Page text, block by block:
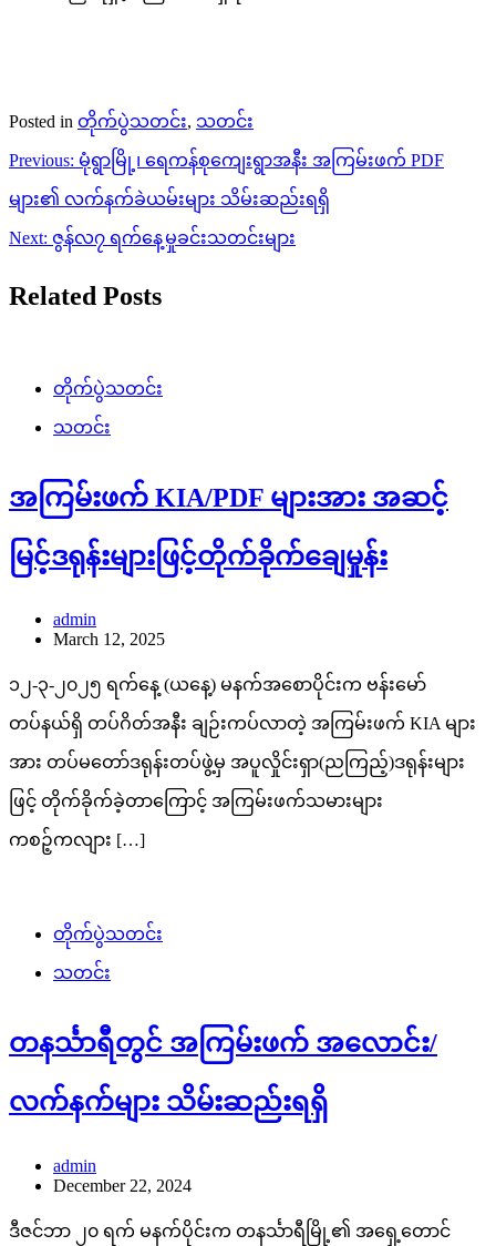
Posted in တိုက်ပွဲသတင်း, သတင်း
Post
navigation
Previous: မုံရွာမြို့၊ ရေကန်စုကျေးရွာအနီး အကြမ်းဖက် PDF
များ၏ လက်နက်ခဲယမ်းများ သိမ်းဆည်းရရှိ
Next: ဇွန်လ၇ ရက်နေ့မှုခင်းသတင်းများ
Related Posts
တိုက်ပွဲသတင်း
သတင်း
အကြမ်းဖက် KIA/PDF များအား အဆင့်
မြင့်ဒရုန်းများဖြင့်တိုက်ခိုက်ချေမှုန်း
admin
March 12, 2025
၁၂-၃-၂၀၂၅ ရက်နေ့ (ယနေ့) မနက်အစောပိုင်းက ဗန်းမော်
တပ်နယ်ရှိ တပ်ဂိတ်အနီး ချဉ်းကပ်လာတဲ့ အကြမ်းဖက် KIA များ
အား တပ်မတော်ဒရုန်းတပ်ဖွဲ့မှ အပူလှိုင်းရှာ(ညကြည့်)ဒရုန်းများ
ဖြင့် တိုက်ခိုက်ခဲ့တာကြောင့် အကြမ်းဖက်သမားများ
ကစဉ့်ကလျား […]
တိုက်ပွဲသတင်း
သတင်း
တနင်္သာရီတွင် အကြမ်းဖက် အလောင်း/
လက်နက်များ သိမ်းဆည်းရရှိ
admin
December 22, 2024
ဒီဇင်ဘာ ၂၀ ရက် မနက်ပိုင်းက တနင်္သာရီမြို့၏ အရှေ့တောင်